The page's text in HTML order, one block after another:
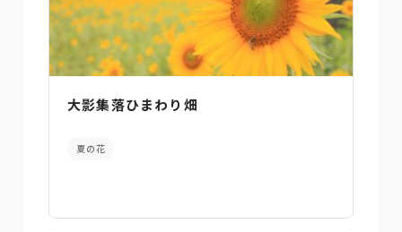
大影集落ひまわり畑
夏の花